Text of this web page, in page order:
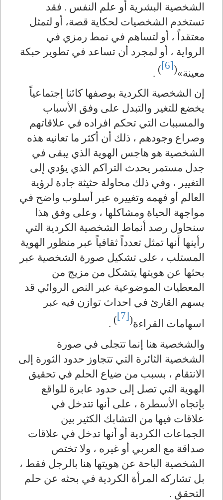
الشخصية البشرية أو علم النفس . فقد
تستخدم الشخصيات لحكاية قصة، أو لتمثل
معتقداً ، أو لتساهم في نمط رمزي في
الرواية ، أو لمجرد أن تساعد في تطوير حبكة
معينة»(
[6]
)
.
إن الشخصية الكردية بوصفها كائنا إجتماعياً
يخضع للتغير والتبدل على وفق الأسباب
والمسببات التي تحكم افراده في علاقاتهم
وصراع وجودهم ، ذلك أن أكثر ما تعانيه هذه
الشخصية هو هاجس الهوية الذي يبقى في
جدل مستمر يحدث التراكم الذي يؤدي إلى
التغيير ، وفي ذلك محاولة حثيثة جادة لرؤية
العالم أو فهمه وتغييره عبر أسلوب واضح في
مواجهة الحياة ومشاكلها ، وعلى وفق هذا
سنحاول رصد أنماط الشخصية الكردية التي
رأينها أنها تمثل تعدداً ثقافياً عبر منظور الهوية
المستلب ، على تشكيل صورة الشخصية عبر
بحثها عن هويتها يتشكل من مزيج من
المعطيات الموضوعية عبر النص الروائي قد
يسهم القارئ في احداث توازن فيه عبر
اسهامات القراءة(
[7]
)
.
والشخصية هنا إنما تتجلى في صورة
الشخصية الثائرة التي تتجاوز حدود الثورة إلى
الانتقام ، بسبب من ضياع الحلم في تحقيق
الهوية التي تصل إلى حدود عابرة للواقع
بإتجاه الأسطرة ، على أنها تتدخل في
علاقات فيها من التشابك الكثير بين
الجماعات الكردية أو أنها تدخل في علاقات
صداقة مع العربي أو غيره ، ولا تختص
الشخصية الباحة عن هويتها هنا بالرجل فقط ،
بل تشاركه المرأة الكردية في بحثه عن حلم
التحقق .